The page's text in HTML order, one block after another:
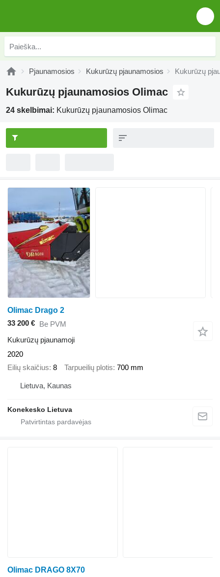
Pjaunamosios Kukurūzų pjaunamosios Kukurūzų
Kukurūzų pjaunamosios Olimac
24 skelbimai: Kukurūzų pjaunamosios Olimac
Olimac Drago 2
33 200 € Be PVM
Kukurūzų pjaunamoji
2020
Eilių skaičius 8 Tarpueilių plotis 700 mm
Lietuva, Kaunas
Konekesko Lietuva
Olimac DRAGO 8X70